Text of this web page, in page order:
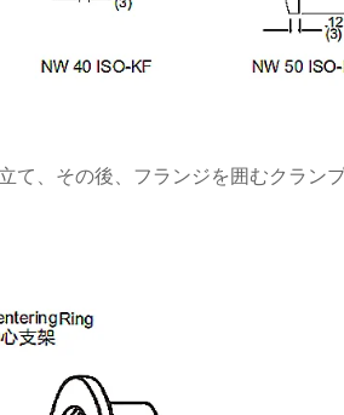
て、その後、フランジを囲むクラン